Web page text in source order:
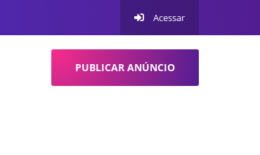
Acessar
PUBLICAR ANÚNCIO